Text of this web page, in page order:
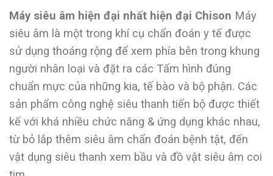
Máy siêu âm hiện đại nhất hiện đại Chison Máy
siêu âm là một trong khí cụ chẩn đoán y tế được
sử dụng thoáng rộng để xem phía bên trong khung
người nhân loại và đặt ra các Tấm hình đúng
chuẩn mực của những kia, tế bào và bộ phận. Các
sản phẩm công nghệ siêu thanh tiến bộ được thiết
kế với khá nhiều chức năng & ứng dụng khác nhau,
từ bỏ lắp thêm siêu âm chẩn đoán bệnh tật, đến
vật dụng siêu thanh xem bầu và đồ vật siêu âm coi